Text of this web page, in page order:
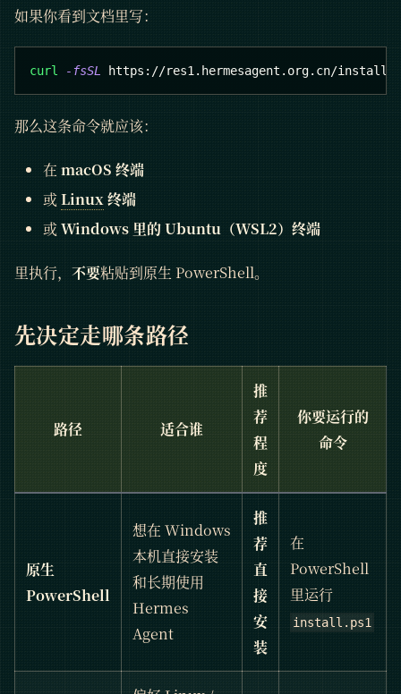
如果你看到文档里写：
curl -fsSL https://res1.hermesagent.org.cn/
那么这条命令就应该：
在 macOS 终端
或Linux终端
或Windows 里的 Ubuntu（WSL2）终端
里执行， 不要粘贴到原生 PowerShell。
先决定走哪条路径
路径 适合谁
推
荐
程
度
你要运行的
命令
原生
PowerShell
想在 Windows
本机直接安装
和长期使用
Hermes
Agent
推
荐
直
接
安
装
在
PowerShell
里运行
install.ps1